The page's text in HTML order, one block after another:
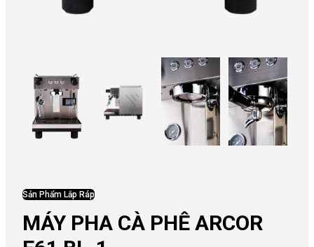
Sản Phẩm Lắp Ráp
MÁY PHA CÀ PHÊ ARCOR